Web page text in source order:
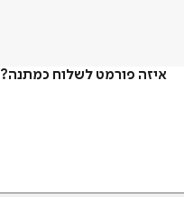
איזה פורמט לשלוח כמתנה?